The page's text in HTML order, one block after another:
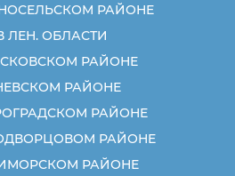
РАЙОНЕ
ЛЕН. ОБЛАСТИ
РАЙОНЕ
РАЙОНЕ
РАЙОНЕ
РАЙОНЕ
РАЙОНЕ